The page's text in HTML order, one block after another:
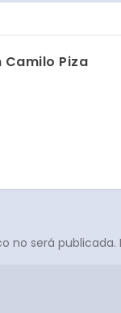
Camilo Piza
no será publicada.